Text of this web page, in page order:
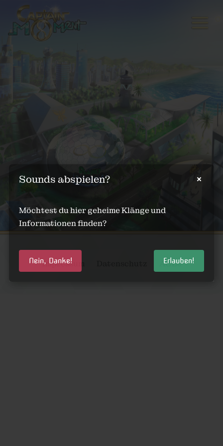
Sounds abspielen?
Möchtest du hier geheime Klänge und
Informationen finden?
Nein, Danke! Erlauben!
Impressum AGBs